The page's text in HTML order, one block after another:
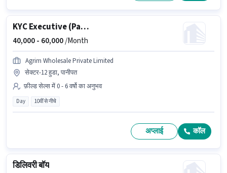
KYC Executive (Part-Time)
40,000 - 60,000/Month
Agrim Wholesale Private Limited
सेक्टर-12 हुडा, पानीपत
फ़ील्ड सेल्स में 0 - 6 वर्षो का अनुभव
Day 10वीं से नीचे
अप्लाई कॉल
डिलिवरी बॉय